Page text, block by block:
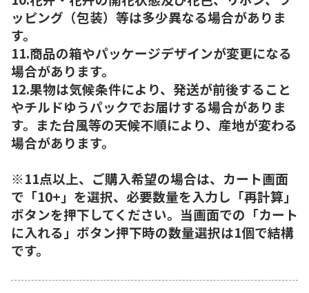
ッピング（包装）等は多少異なる場合がありま
す。
11.商品の箱やパッケージデザインが変更になる
場合があります。
12.果物は気候条件により、発送が前後すること
やチルドゆうパックでお届けする場合がありま
す。また台風等の天候不順により、産地が変わる
場合があります。
※11点以上、ご購入希望の場合は、カート画面
で「10+」を選択、必要数量を入力し「再計算」
ボタンを押下してください。当画面での「カート
に入れる」ボタン押下時の数量選択は1個で結構
です。